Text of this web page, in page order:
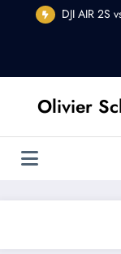
DJI AIR 2S
Olivier